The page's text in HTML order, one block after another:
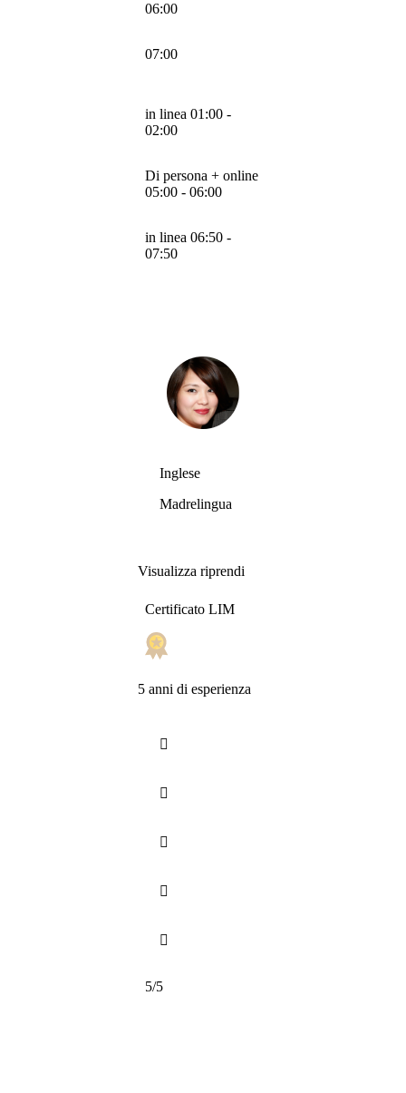
06:00
07:00
in linea 01:00 -
02:00
Di persona + online
05:00 - 06:00
in linea 06:50 -
07:50
Inglese
Madrelingua
Visualizza riprendi
Certificato LIM
5 anni di esperienza





5/5